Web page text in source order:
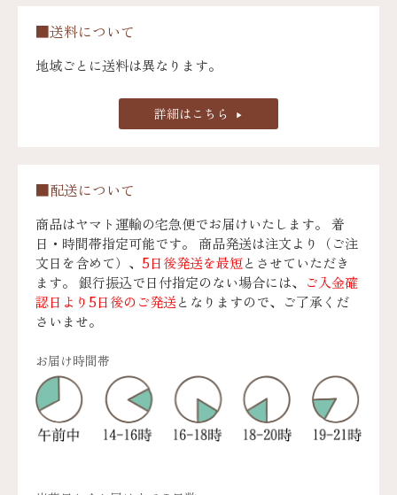
■送料について
地域ごとに送料は異なります。
詳細はこちら
■配送について
商品はヤマト運輸の宅急便でお届けいたします。 着
日・時間帯指定可能です。 商品発送は注文より（ご注
文日を含めて）、 5日後発送を最短とさせていただき
ます。 銀行振込で日付指定のない場合には、
ご入金確
認日より5日後のご発送となりますので、ご了承くだ
さいませ。
お届け時間帯